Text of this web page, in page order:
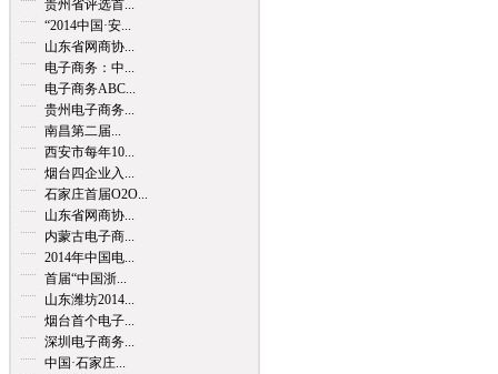
贵州省评选首...
“2014中国·安...
山东省网商协...
电子商务：中...
电子商务ABC...
贵州电子商务...
南昌第二届...
西安市每年10...
烟台四企业入...
石家庄首届O2O...
山东省网商协...
内蒙古电子商...
2014年中国电...
首届“中国浙...
山东潍坊2014...
烟台首个电子...
深圳电子商务...
中国·石家庄...